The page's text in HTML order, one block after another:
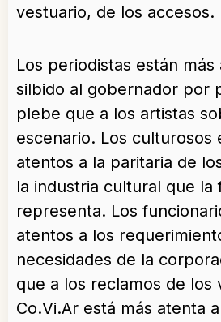
vestuario, de los accesos.
Los periodistas están más
silbido al gobernador por
plebe que a los artistas
escenario. Los culturosos
atentos a la paritaria de
la industria cultural que la
representa. Los
atentos a los
necesidades de la
que a los reclamos de los
Co.Vi.Ar está más atenta